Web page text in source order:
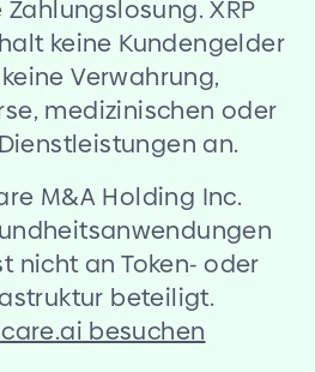
XRP
keine Kundengelder
Verwahrung,
medizinischen oder
an.
M&A Holding Inc.
nicht an Token- oder
beteiligt.
besuchen